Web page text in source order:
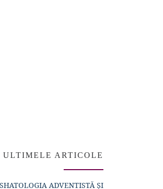
ULTIMELE ARTICOLE
ADVENTISTĂ ȘI